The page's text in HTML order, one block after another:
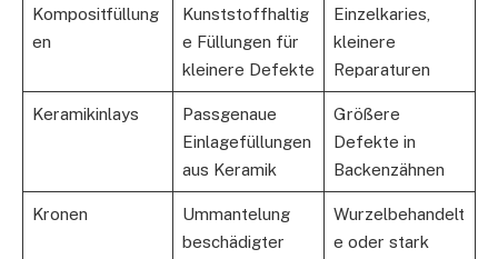
Kompositfüllung
en
Kunststoffhaltig
e Füllungen für
kleinere Defekte
Einzelkaries,
kleinere
Reparaturen
Keramikinlays
Passgenaue
Einlagefüllungen
aus Keramik
Größere
Defekte in
Backenzähnen
Kronen
Ummantelung
beschädigter
Wurzelbehandelt
e oder stark